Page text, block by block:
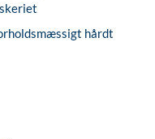
hårdt